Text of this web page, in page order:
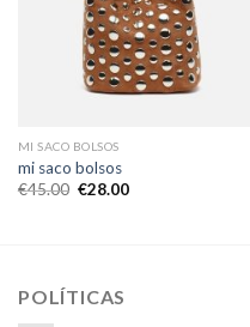
MI SACO BOLSOS
mi saco bolsos
€45.00 €28.00
POLÍTICAS